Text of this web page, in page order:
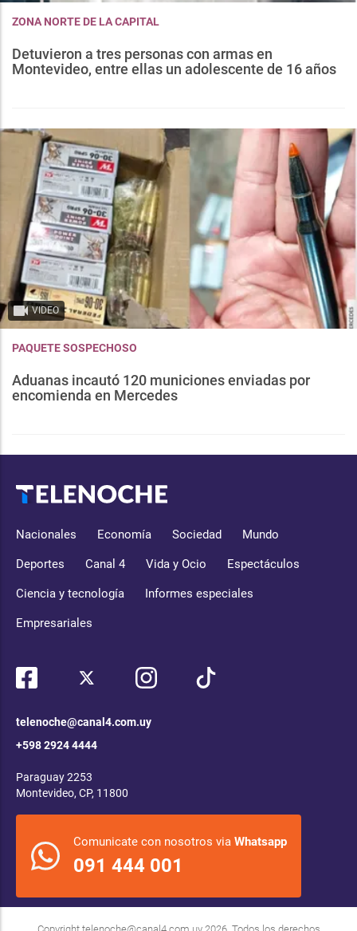
ZONA NORTE DE LA CAPITAL
Detuvieron a tres personas con armas en
Montevideo, entre ellas un adolescente de 16 años
VIDEO
PAQUETE SOSPECHOSO
Aduanas incautó 120 municiones enviadas por
encomienda en Mercedes
Nacionales Economía Sociedad Mundo
Deportes Canal 4 Vida y Ocio Espectáculos
Ciencia y tecnología Informes especiales
Empresariales
telenoche@canal4.com.uy
+598 2924 4444
Paraguay 2253
Montevideo, CP, 11800
Comunicate con nosotros via Whatsapp
091 444 001